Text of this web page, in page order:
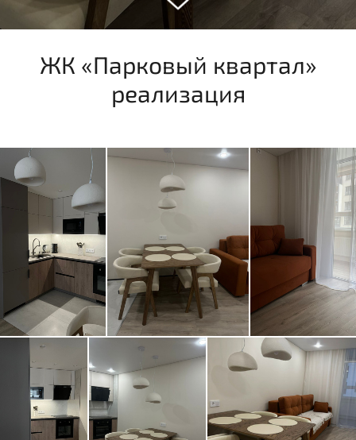
ЖК «Парковый квартал»
реализация